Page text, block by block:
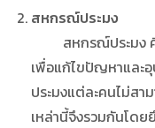
สหกรณ์ประมง
สหกรณ์ประมง คื
เพื่อแก้ไขปัญหาและ
ประมงแต่ละคนไม่สา
เหล่านี้จึงรวมกันโด